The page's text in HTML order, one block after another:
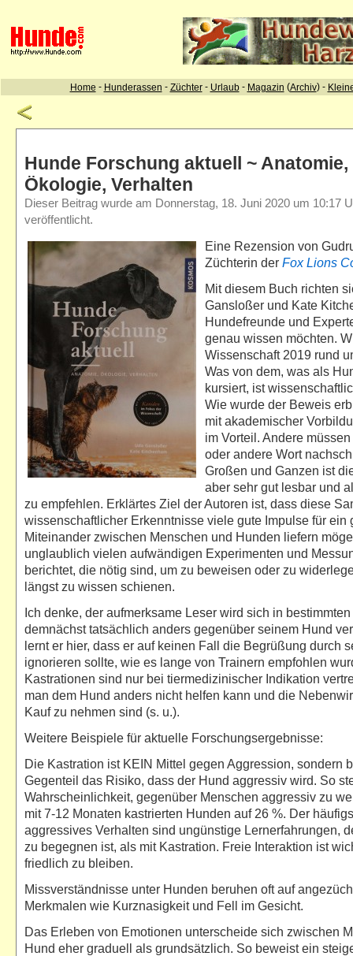
Hunde Forschung aktuell ~ Anatomie,
Ökologie, Verhalten
Dieser Beitrag wurde am Donnerstag, 18. Juni 2020 um 10:17
veröffentlicht.
Eine Rezension von
Züchterin der Fox Lions
Mit diesem Buch richten
Gansloßer und Kate
Hundefreunde und
genau wissen möchten.
Wissenschaft 2019 rund
Was von dem, was als
kursiert, ist
Wie wurde der Beweis
mit akademischer
im Vorteil. Andere
oder andere Wort
Großen und Ganzen ist
aber sehr gut lesbar und
zu empfehlen. Erklärtes Ziel der Autoren ist, dass diese
wissenschaftlicher Erkenntnisse viele gute Impulse für ein
Miteinander zwischen Menschen und Hunden liefern
unglaublich vielen aufwändigen Experimenten und
berichtet, die nötig sind, um zu beweisen oder zu
längst zu wissen schienen.
Ich denke, der aufmerksame Leser wird sich in
demnächst tatsächlich anders gegenüber seinem Hund
lernt er hier, dass er auf keinen Fall die Begrüßung durch
ignorieren sollte, wie es lange von Trainern empfohlen
Kastrationen sind nur bei tiermedizinischer Indikation
man dem Hund anders nicht helfen kann und die
Kauf zu nehmen sind (s. u.).
Weitere Beispiele für aktuelle Forschungsergebnisse:
Die Kastration ist KEIN Mittel gegen Aggression, sondern
Gegenteil das Risiko, dass der Hund aggressiv wird. So
Wahrscheinlichkeit, gegenüber Menschen aggressiv zu
mit 7-12 Monaten kastrierten Hunden auf 26 %. Der
aggressives Verhalten sind ungünstige Lernerfahrungen,
zu begegnen ist, als mit Kastration. Freie Interaktion ist
friedlich zu bleiben.
Missverständnisse unter Hunden beruhen oft auf
Merkmalen wie Kurznasigkeit und Fell im Gesicht.
Das Erleben von Emotionen unterscheide sich zwischen
Hund eher graduell als grundsätzlich. So beweist ein